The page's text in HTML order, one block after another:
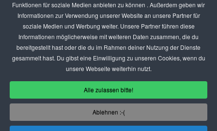
Funktionen für soziale Medien anbieten zu können . Außerdem geben wir
Informationen zur Verwendung unserer Website an unsere Partner für
soziale Medien und Werbung weiter. Unsere Partner führen diese
Informationen möglicherweise mit weiteren Daten zusammen, die du
bereitgestellt hast oder die du im Rahmen deiner Nutzung der Dienste
gesammelt hast. Du gibst eine Einwilligung zu unseren Cookies, wenn du
unsere Webseite weiterhin nutzt.
Alle zulassen bitte!
Ablehnen :-(
ANZEIGEN PREISE
BEWERTET UNS
KONTAKT
THEMENVORSCHLAG
DEIN LOKAL VORSTELLEN
USER